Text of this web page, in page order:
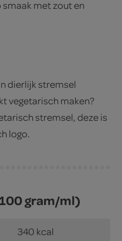
met zout en
dierlijk stremsel
vegetarisch maken?
stremsel, deze is
logo.
gram/ml)
340 kcal